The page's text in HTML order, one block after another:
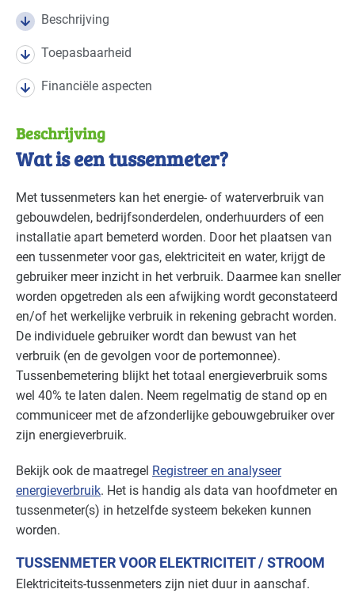
branches
Autobranche - autoschadeherstel
Autobranche - garage en handel
Autobranche - wasinrichting
Bouw - gemeentewerven Gevorderd
Bouw - installatiebedrijven Gevorderd
Bouwmaterialen - beton Gevorderd
Cultuur - evenementen Gevorderd
Cultuur - musea Basis
Cultuur - overig Basis
Cultuur - podia Basis
Datacenters Gevorderd
Detailhandel - supermarkten Gevorderd
Beschrijving
Toepasbaarheid
Financiële aspecten
Beschrijving
Wat is een tussenmeter?
Met tussenmeters kan het energie- of waterverbruik van
gebouwdelen, bedrijfsonderdelen, onderhuurders of een
installatie apart bemeterd worden. Door het plaatsen van
een tussenmeter voor gas, elektriciteit en water, krijgt de
gebruiker meer inzicht in het verbruik. Daarmee kan sneller
worden opgetreden als een afwijking wordt geconstateerd
en/of het werkelijke verbruik in rekening gebracht worden.
De individuele gebruiker wordt dan bewust van het
verbruik (en de gevolgen voor de portemonnee).
Tussenbemetering blijkt het totaal energieverbruik soms
wel 40% te laten dalen. Neem regelmatig de stand op en
communiceer met de afzonderlijke gebouwgebruiker over
zijn energieverbruik.
Bekijk ook de maatregel Registreer en analyseer
energieverbruik. Het is handig als data van hoofdmeter en
tussenmeter(s) in hetzelfde systeem bekeken kunnen
worden.
TUSSENMETER VOOR ELEKTRICITEIT / STROOM
Elektriciteits-tussenmeters zijn niet duur in aanschaf.